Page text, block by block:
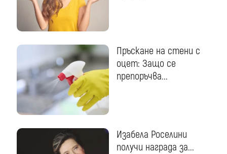
Пръскане на стени с
оцет: Защо се
препоръчва...
Изабела Роселини
получи награда за...